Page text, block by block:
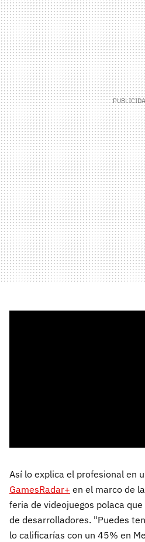
Así lo explica el profesional en
GamesRadar+ en el marco de
feria de videojuegos polaca
de desarrolladores. "Puedes
lo calificarías con un 45% en